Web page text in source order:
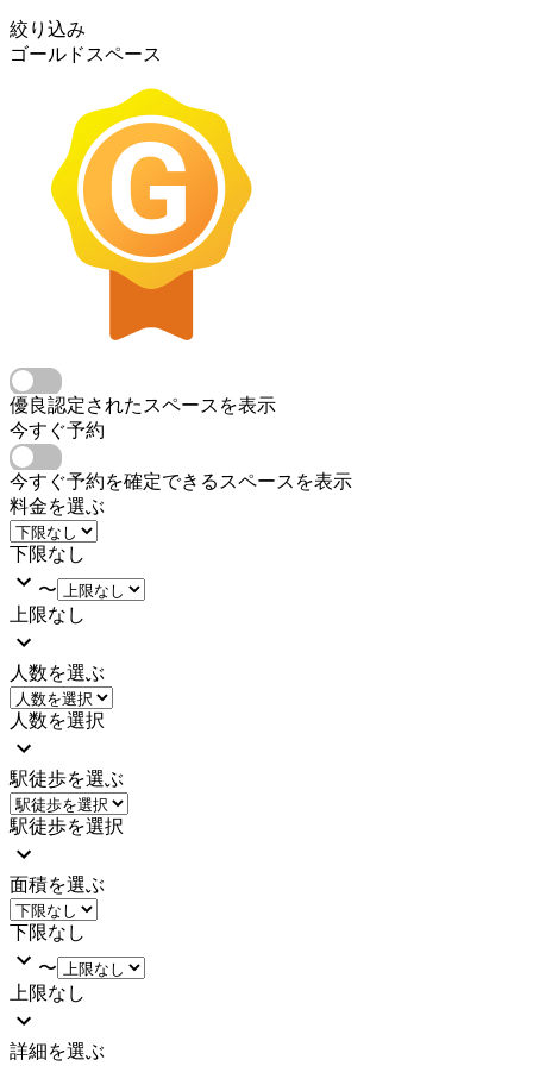
絞り込み
ゴールドスペース
優良認定されたスペースを表示
今すぐ予約
今すぐ予約を確定できるスペースを表示
料金を選ぶ
下限なし
〜
上限なし
人数を選ぶ
人数を選択
駅徒歩を選ぶ
駅徒歩を選択
面積を選ぶ
下限なし
〜
上限なし
詳細を選ぶ